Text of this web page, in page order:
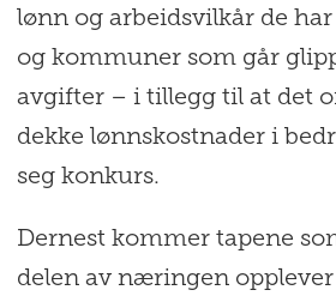
lønn og arbeidsvilkår de
og kommuner som går
avgifter – i tillegg til at det
dekke lønnskostnader i
seg konkurs.
Dernest kommer tapene
delen av næringen